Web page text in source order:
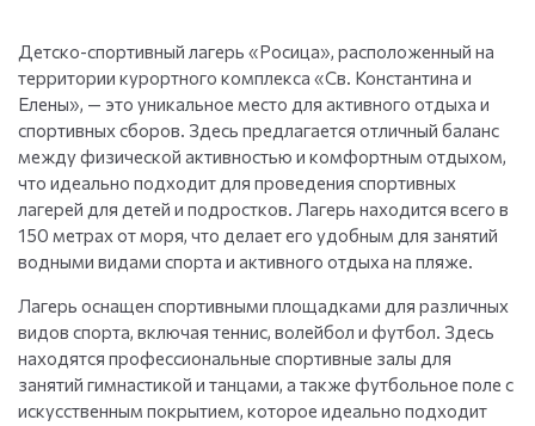
Детско-спортивный лагерь «Росица», расположенный на
территории курортного комплекса «Св. Константина и
Елены», — это уникальное место для активного отдыха и
спортивных сборов. Здесь предлагается отличный баланс
между физической активностью и комфортным отдыхом,
что идеально подходит для проведения спортивных
лагерей для детей и подростков. Лагерь находится всего в
150 метрах от моря, что делает его удобным для занятий
водными видами спорта и активного отдыха на пляже.
Лагерь оснащен спортивными площадками для различных
видов спорта, включая теннис, волейбол и футбол. Здесь
находятся профессиональные спортивные залы для
занятий гимнастикой и танцами, а также футбольное поле с
искусственным покрытием, которое идеально подходит